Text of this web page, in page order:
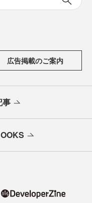
広告掲載のご案内
事